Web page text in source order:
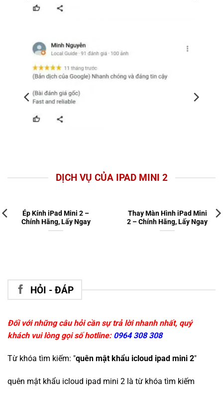
DỊCH VỤ CỦA IPAD MINI 2
Ép Kính iPad Mini 2 –
Chính Hãng, Lấy Ngay
Thay Màn Hình iPad Mini
2 – Chính Hãng, Lấy Ngay
HỎI - ĐÁP
Đối với những câu hỏi cần sự trả lời nhanh nhất, quý
khách vui lòng gọi số hotline: 0964 308 308
Từ khóa tìm kiếm: "quên mật khẩu icloud ipad mini 2"
quên mật khẩu icloud ipad mini 2 là từ khóa tìm kiếm